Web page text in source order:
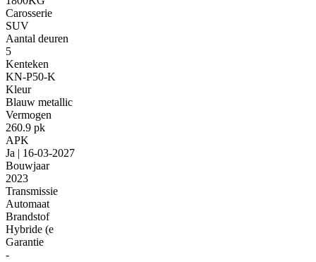
Carosserie
SUV
Aantal deuren
5
Kenteken
KN-P50-K
Kleur
Blauw metallic
Vermogen
260.9 pk
APK
Ja | 16-03-2027
Bouwjaar
2023
Transmissie
Automaat
Brandstof
Hybride (e
Garantie
-